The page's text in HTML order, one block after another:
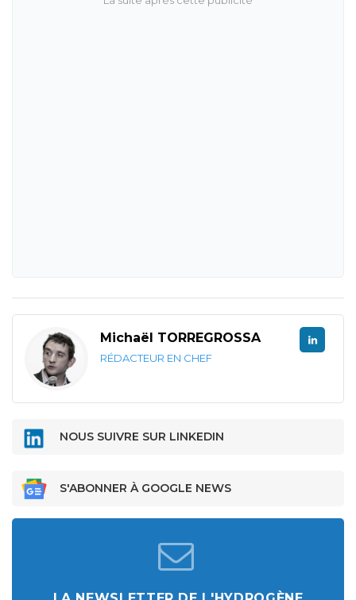
Michaël TORREGROSSA
RÉDACTEUR EN CHEF
NOUS SUIVRE SUR LINKEDIN
S'ABONNER À GOOGLE NEWS